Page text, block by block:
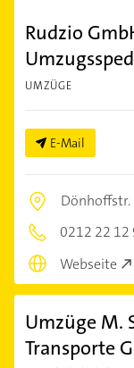
Rudzio
UMZÜGE
E-Mail
Dönhoffstr.
0212 22 12
Webseite
Umzüge M.
Transporte